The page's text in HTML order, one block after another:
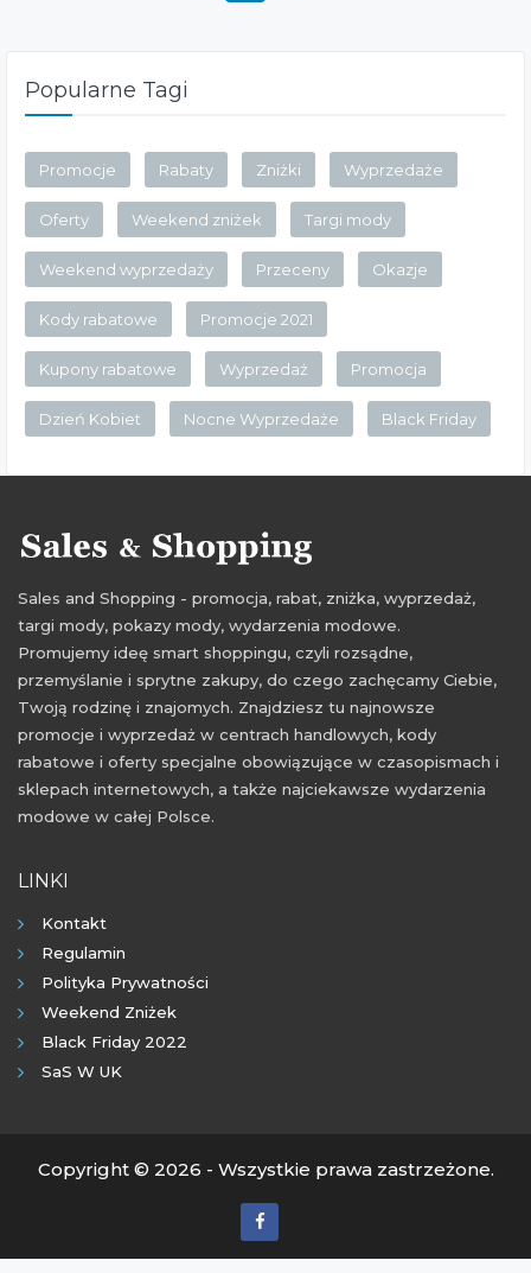
Popularne Tagi
Promocje Rabaty Zniżki Wyprzedaże
Oferty Weekend zniżek Targi mody
Weekend wyprzedaży Przeceny Okazje
Kody rabatowe Promocje 2021
Kupony rabatowe Wyprzedaż Promocja
Dzień Kobiet Nocne Wyprzedaże Black Friday
Sales and Shopping - promocja, rabat, zniżka, wyprzedaż,
targi mody, pokazy mody, wydarzenia modowe.
Promujemy ideę smart shoppingu, czyli rozsądne,
przemyślanie i sprytne zakupy, do czego zachęcamy Ciebie,
Twoją rodzinę i znajomych. Znajdziesz tu najnowsze
promocje i wyprzedaż w centrach handlowych, kody
rabatowe i oferty specjalne obowiązujące w czasopismach i
sklepach internetowych, a także najciekawsze wydarzenia
modowe w całej Polsce.
LINKI
Kontakt
Regulamin
Polityka Prywatności
Weekend Zniżek
Black Friday 2022
SaS W UK
Copyright © 2026 - Wszystkie prawa zastrzeżone.